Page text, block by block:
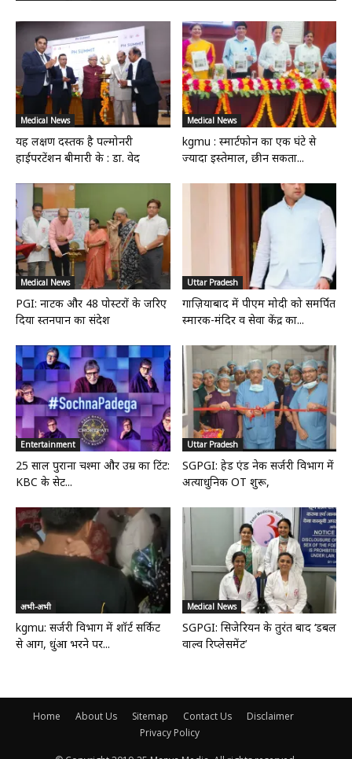
Medical News
यह लक्षण दस्तक है पल्मोनरी
हाईपरटेंशन बीमारी के : डा. वेद
Medical News
kgmu : स्मार्टफोन का एक घंटे से
ज्यादा इस्तेमाल, छीन सकता...
Medical News
PGI: नाटक और 48 पोस्टरों के जरिए
दिया स्तनपान का संदेश
Uttar Pradesh
गाज़ियाबाद में पीएम मोदी को समर्पित
स्मारक-मंदिर व सेवा केंद्र का...
Entertainment
25 साल पुराना चश्मा और उम्र का टिंट:
KBC के सेट...
Uttar Pradesh
SGPGI: हेड एंड नेक सर्जरी विभाग में
अत्याधुनिक OT शुरू,
अभी-अभी
kgmu: सर्जरी विभाग में शॉर्ट सर्किट
से आग, धुंआ भरने पर...
Medical News
SGPGI: सिजेरियन के तुरंत बाद ‘डबल
वाल्व रिप्लेसमेंट’
Home About Us Sitemap Contact Us
Disclaimer
Privacy Policy